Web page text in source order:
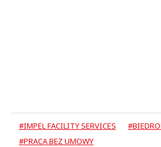
#IMPEL FACILITY SERVICES
#PRACA BEZ UMOWY